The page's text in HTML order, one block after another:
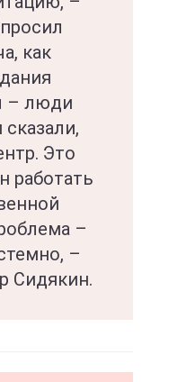
как
– люди
Это
работать
–
–
Сидякин.